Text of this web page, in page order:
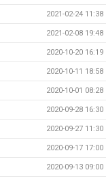
2021-02-24 11:38
2021-02-08 19:48
2020-10-20 16:19
2020-10-11 18:58
2020-10-01 08:28
2020-09-28 16:30
2020-09-27 11:30
2020-09-17 17:00
2020-09-13 09:00